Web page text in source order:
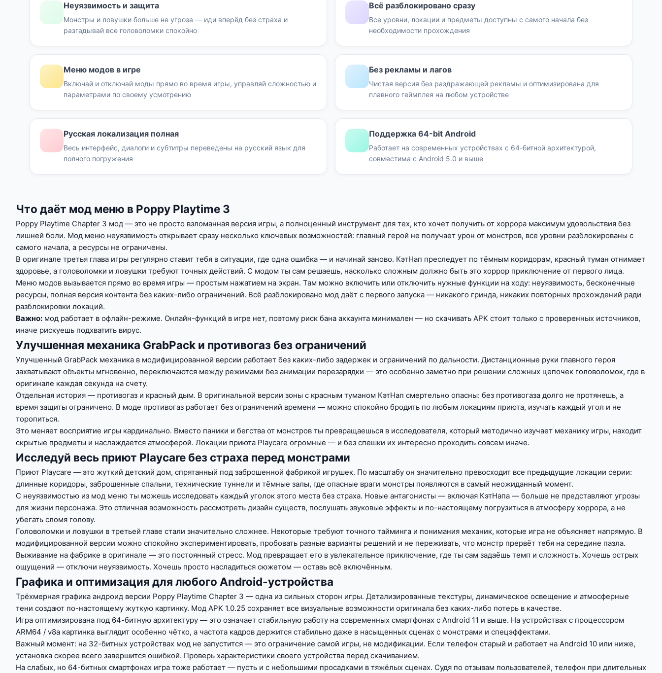
Неуязвимость и защита
Монстры и ловушки больше не угроза — иди вперёд без страха и
разгадывай все головоломки спокойно
Всё разблокировано сразу
Все уровни, локации и предметы доступны с самого начала без
необходимости прохождения
Меню модов в игре
Включай и отключай моды прямо во время игры, управляй сложностью и
параметрами по своему усмотрению
Без рекламы и лагов
Чистая версия без раздражающей рекламы и оптимизирована для
плавного геймплея на любом устройстве
Русская локализация полная
Весь интерфейс, диалоги и субтитры переведены на русский язык для
полного погружения
Поддержка 64-bit Android
Работает на современных устройствах с 64-битной архитектурой,
совместима с Android 5.0 и выше
Что даёт мод меню в Poppy Playtime 3
Poppy Playtime Chapter 3 мод — это не просто взломанная версия игры, а полноценный инструмент для тех, кто хочет получить от хоррора максимум удовольствия без
лишней боли. Мод меню неуязвимость открывает сразу несколько ключевых возможностей: главный герой не получает урон от монстров, все уровни разблокированы с
самого начала, а ресурсы не ограничены.
В оригинале третья глава игры регулярно ставит тебя в ситуации, где одна ошибка — и начинай заново. КэтНап преследует по тёмным коридорам, красный туман отнимает
здоровье, а головоломки и ловушки требуют точных действий. С модом ты сам решаешь, насколько сложным должно быть это хоррор приключение от первого лица.
Меню модов вызывается прямо во время игры — простым нажатием на экран. Там можно включить или отключить нужные функции на ходу: неуязвимость, бесконечные
ресурсы, полная версия контента без каких-либо ограничений. Всё разблокировано мод даёт с первого запуска — никакого гринда, никаких повторных прохождений ради
разблокировки локаций.
Важно: мод работает в офлайн-режиме. Онлайн-функций в игре нет, поэтому риск бана аккаунта минимален — но скачивать APK стоит только с проверенных источников,
иначе рискуешь подхватить вирус.
Улучшенная механика GrabPack и противогаз без ограничений
Улучшенный GrabPack механика в модифицированной версии работает без каких-либо задержек и ограничений по дальности. Дистанционные руки главного героя
захватывают объекты мгновенно, переключаются между режимами без анимации перезарядки — это особенно заметно при решении сложных цепочек головоломок, где в
оригинале каждая секунда на счету.
Отдельная история — противогаз и красный дым. В оригинальной версии зоны с красным туманом КэтНап смертельно опасны: без противогаза долго не протянешь, а
время защиты ограничено. В моде противогаз работает без ограничений времени — можно спокойно бродить по любым локациям приюта, изучать каждый угол и не
торопиться.
Это меняет восприятие игры кардинально. Вместо паники и бегства от монстров ты превращаешься в исследователя, который методично изучает механику игры, находит
скрытые предметы и наслаждается атмосферой. Локации приюта Playcare огромные — и без спешки их интересно проходить совсем иначе.
Исследуй весь приют Playcare без страха перед монстрами
Приют Playcare — это жуткий детский дом, спрятанный под заброшенной фабрикой игрушек. По масштабу он значительно превосходит все предыдущие локации серии:
длинные коридоры, заброшенные спальни, технические туннели и тёмные залы, где опасные враги монстры появляются в самый неожиданный момент.
С неуязвимостью из мод меню ты можешь исследовать каждый уголок этого места без страха. Новые антагонисты — включая КэтНапа — больше не представляют угрозы
для жизни персонажа. Это отличная возможность рассмотреть дизайн существ, послушать звуковые эффекты и по-настоящему погрузиться в атмосферу хоррора, а не
убегать сломя голову.
Головоломки и ловушки в третьей главе стали значительно сложнее. Некоторые требуют точного тайминга и понимания механик, которые игра не объясняет напрямую. В
модифицированной версии можно спокойно экспериментировать, пробовать разные варианты решений и не переживать, что монстр прервёт тебя на середине пазла.
Выживание на фабрике в оригинале — это постоянный стресс. Мод превращает его в увлекательное приключение, где ты сам задаёшь темп и сложность. Хочешь острых
ощущений — отключи неуязвимость. Хочешь просто насладиться сюжетом — оставь всё включённым.
Графика и оптимизация для любого Android-устройства
Трёхмерная графика андроид версии Poppy Playtime Chapter 3 — одна из сильных сторон игры. Детализированные текстуры, динамическое освещение и атмосферные
тени создают по-настоящему жуткую картинку. Мод APK 1.0.25 сохраняет все визуальные возможности оригинала без каких-либо потерь в качестве.
Игра оптимизирована под 64-битную архитектуру — это означает стабильную работу на современных смартфонах с Android 11 и выше. На устройствах с процессором
ARM64 / v8a картинка выглядит особенно чётко, а частота кадров держится стабильно даже в насыщенных сценах с монстрами и спецэффектами.
Важный момент: на 32-битных устройствах мод не запустится — это ограничение самой игры, не модификации. Если телефон старый и работает на Android 10 или ниже,
установка скорее всего завершится ошибкой. Проверь характеристики своего устройства перед скачиванием.
На слабых, но 64-битных смартфонах игра тоже работает — пусть и с небольшими просадками в тяжёлых сценах. Судя по отзывам пользователей, телефон при длительных